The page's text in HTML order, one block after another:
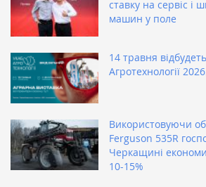
ставку на сервіс і
машин у поле
14 травня
Агротехнології
Використовуючи
Ferguson 535R
Черкащині
10-15%